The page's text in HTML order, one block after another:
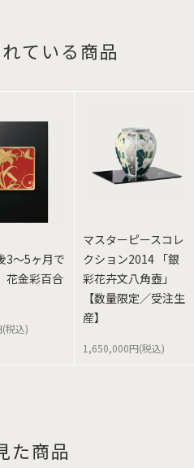
ている商品
3～5ヶ月で
花金彩百合
税込)
マスターピースコレ
クション2014 「銀
彩花卉文八角壺」
【数量限定／受注生
産】
1,650,000円(税込)
た商品